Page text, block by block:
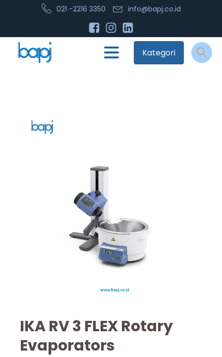
021 -2216 3350 info@bapj.co.id
Kategori
IKA RV 3 FLEX Rotary
Evaporators